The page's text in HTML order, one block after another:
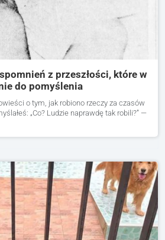
z przeszłości, które w
do pomyślenia
o tym, jak robiono rzeczy za czasów
„Co? Ludzie naprawdę tak robili?” —